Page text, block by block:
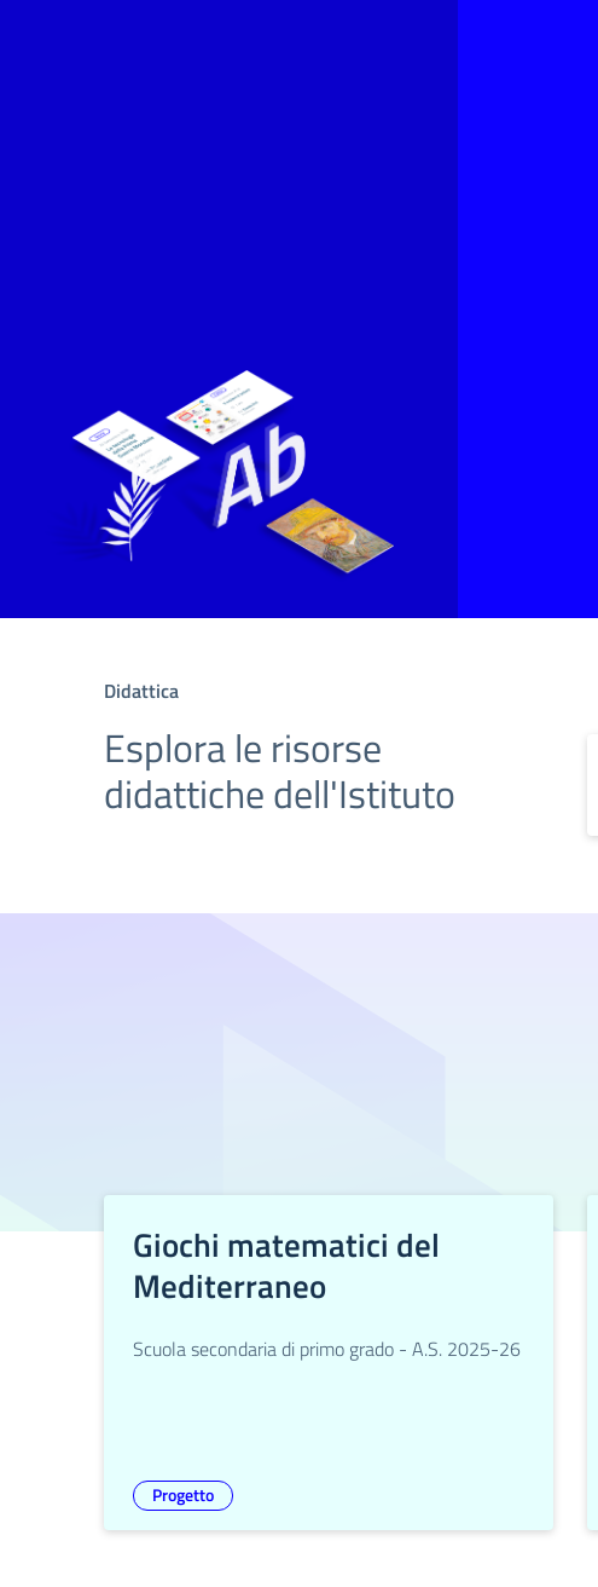
Didattica
Esplora le risorse
didattiche dell'Istituto
Giochi matematici del
Mediterraneo
Scuola secondaria di primo grado - A.S. 2025-26
Progetto